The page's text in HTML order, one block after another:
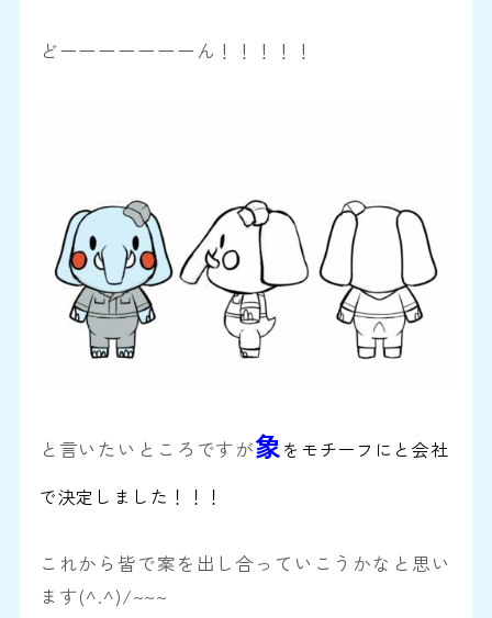
どーーーーーーーん！！！！！
と言いたいところですが象をモチーフにと会社
で決定しました！！！
これから皆で案を出し合っていこうかなと思い
ます(^.^)/~~~